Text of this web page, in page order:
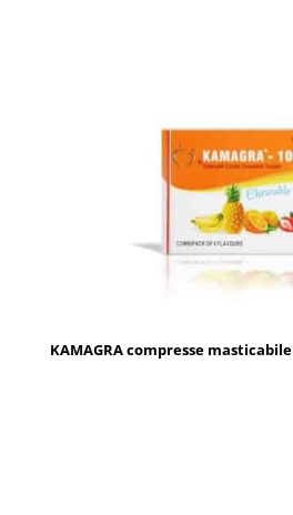
KAMAGRA compresse masticabile